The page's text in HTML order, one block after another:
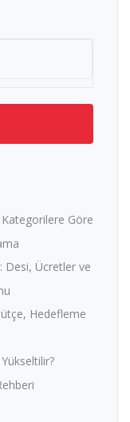
Göre
Desi, Ücretler ve
Hedefleme
Yükseltilir?